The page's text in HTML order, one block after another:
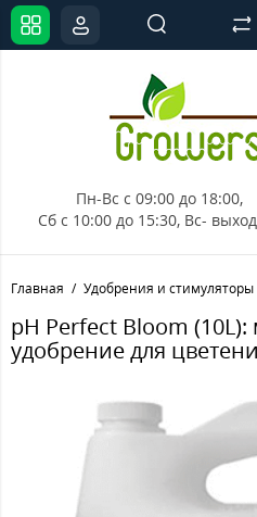
Пн-Вс с 09:00 до 18:00,
Сб с 10:00 до 15:30, Вс-
Главная Удобрения и стимуляторы
pH Perfect Bloom
удобрение для